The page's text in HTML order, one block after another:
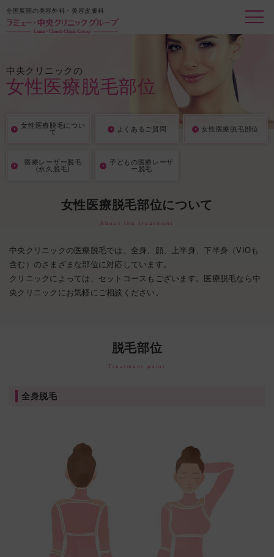
全国展開の美容外科・美容皮膚科
中央クリニックの
女性医療脱毛部位
女性医療脱毛につい
て
よくあるご質問 女性医療脱毛部位
医療レーザー脱毛
(永久脱毛)
子どもの医療レーザ
ー脱毛
女性医療脱毛部位について
About the treatment
中央クリニックの医療脱毛では、全身、顔、上半身、下半身（VIOも
含む）のさまざまな部位に対応しています。
クリニックによっては、セットコースもございます。医療脱毛なら中
央クリニックにお気軽にご相談ください。
脱毛部位
Treatment point
全身脱毛